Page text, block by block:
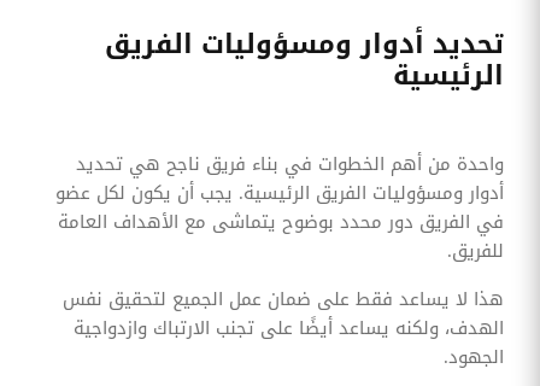
تحديد أدوار ومسؤوليات الفريق
الرئيسية
واحدة من أهم الخطوات في بناء فريق ناجح هي تحديد
أدوار ومسؤوليات الفريق الرئيسية. يجب أن يكون لكل عضو
في الفريق دور محدد بوضوح يتماشى مع الأهداف العامة
للفريق.
هذا لا يساعد فقط على ضمان عمل الجميع لتحقيق نفس
الهدف، ولكنه يساعد أيضًا على تجنب الارتباك وازدواجية
الجهود.